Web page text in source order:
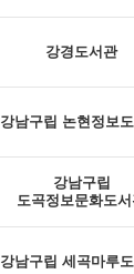
강경도서관
강남구립 논현정보
강남구립
도곡정보문화도
강남구립 세곡마루